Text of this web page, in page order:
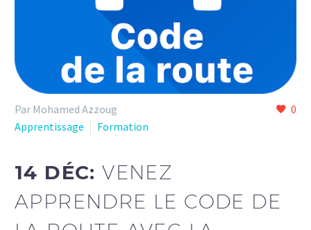
0
Par Mohamed Azzoug
Apprentissage
Formation
14 DÉC:VENEZ
APPRENDRE LE CODE DE